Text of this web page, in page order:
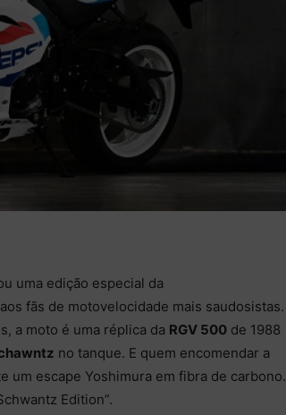
uma edição especial da
fãs de motovelocidade mais saudosistas.
a moto é uma réplica da RGV 500 de 1988
no tanque. E quem encomendar a
um escape Yoshimura em fibra de carbono.
Edition”.